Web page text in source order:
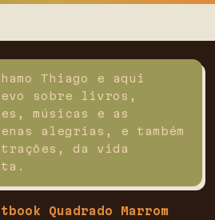
Thiago e aqui
sobre livros,
músicas e as
alegrias, e também
da vida
Quadrado Marrom